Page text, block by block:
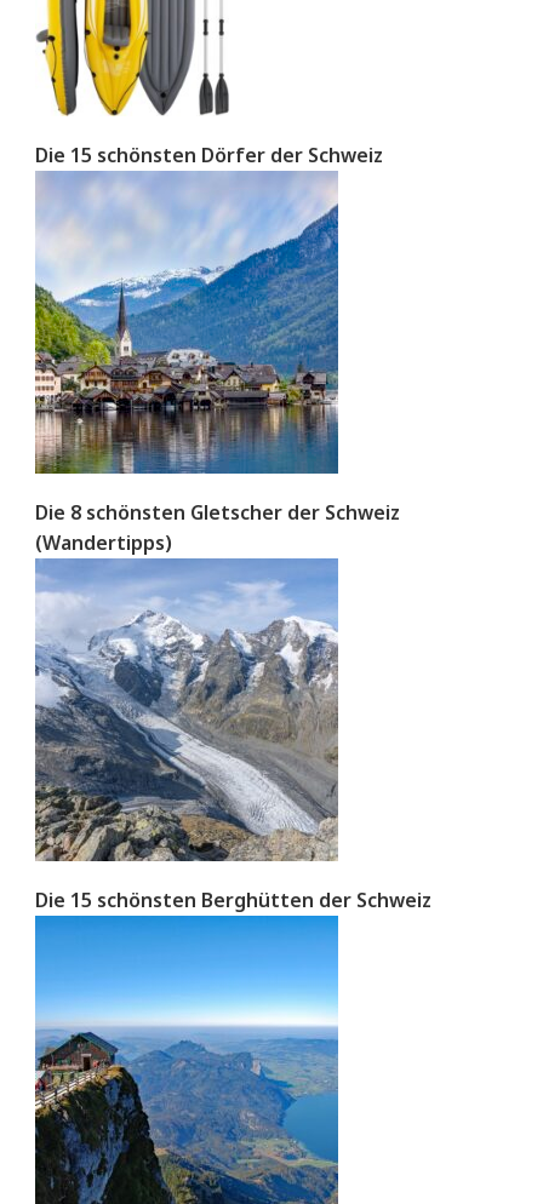
Die 15 schönsten Dörfer der Schweiz
Die 8 schönsten Gletscher der Schweiz
(Wandertipps)
Die 15 schönsten Berghütten der Schweiz